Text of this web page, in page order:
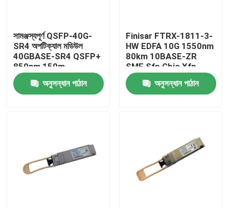
মান নিয়ন্ত্রণ
যোগাযোগ করুন
400G/800G অপটিক্যাল মডিউল
সামঞ্জস্যপূর্ণ QSFP-40G-
SR4 অপটিক্যাল মডিউল
40GBASE-SR4 QSFP+
850nm 150m
MTP/MPO ট্রান্সসিভার
অনুসন্ধান পাঠান
Finisar FTRX-1811-3-
HW EDFA 10G 1550nm
80km 10BASE-ZR
SMF Sfp Gbic Xfp
Qsfp
অনুসন্ধান পাঠান